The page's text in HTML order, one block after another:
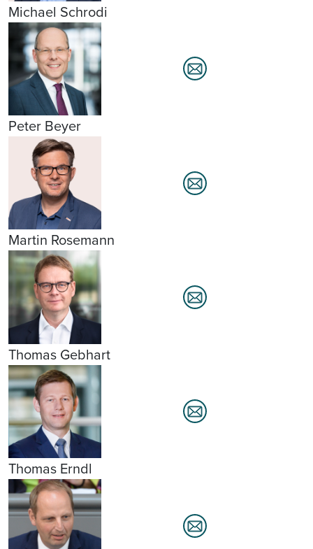
Michael Schrodi
Peter Beyer
Martin Rosemann
Thomas Gebhart
Thomas Erndl